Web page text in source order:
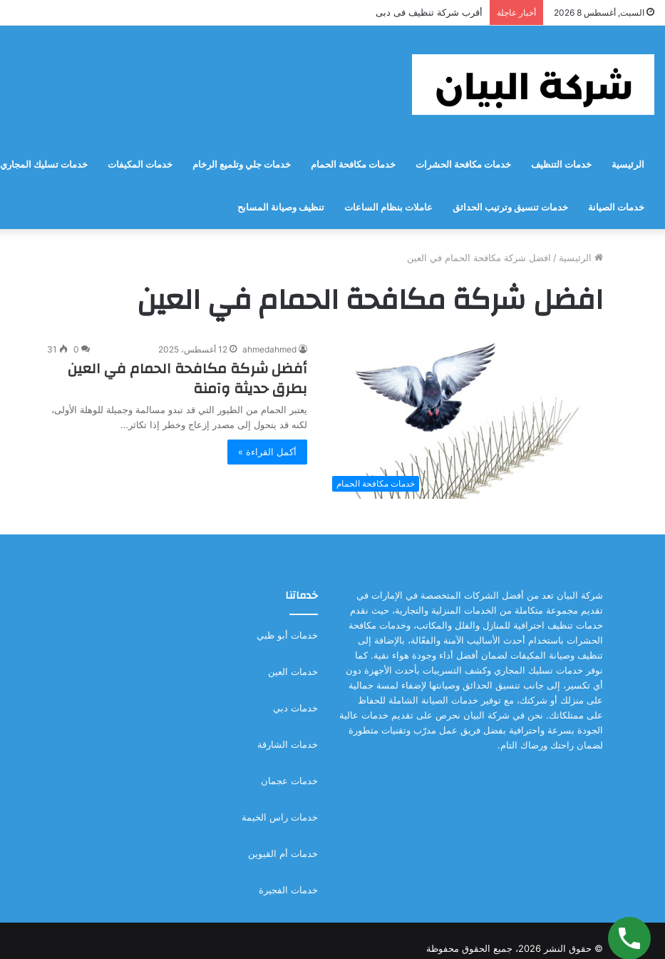
السبت, أغسطس 8 2026 أخبار عاجلة أقرب شركة تنظيف فى دبى
الرئيسية خدمات التنظيف خدمات مكافحة الحشرات خدمات مكافحة الحمام خدمات جلي وتلميع الرخام خدمات المكيفات خدمات تسليك المجاري
خدمات الصيانة خدمات تنسيق وترتيب الحدائق عاملات بنظام الساعات تنظيف وصيانة المسابح
الرئيسية / افضل شركة مكافحة الحمام في العين
افضل شركة مكافحة الحمام في العين
خدمات مكافحة الحمام
ahmedahmed 12 أغسطس، 2025 0
31
أفضل شركة مكافحة الحمام في العين
بطرق حديثة وآمنة
يعتبر الحمام من الطيور التي قد تبدو مسالمة وجميلة للوهلة الأولى،
لكنه قد يتحول إلى مصدر إزعاج وخطر إذا تكاثر…
أكمل القراءة »
شركة البيان تعد من أفضل الشركات المتخصصة في الإمارات في
تقديم مجموعة متكاملة من الخدمات المنزلية والتجارية، حيث نقدم
خدمات تنظيف احترافية للمنازل والفلل والمكاتب، وخدمات مكافحة
الحشرات باستخدام أحدث الأساليب الآمنة والفعّالة، بالإضافة إلى
تنظيف وصيانة المكيفات لضمان أفضل أداء وجودة هواء نقية. كما
نوفر خدمات تسليك المجاري وكشف التسريبات بأحدث الأجهزة دون
أي تكسير، إلى جانب تنسيق الحدائق وصيانتها لإضفاء لمسة جمالية
على منزلك أو شركتك، مع توفير خدمات الصيانة الشاملة للحفاظ
على ممتلكاتك. نحن في شركة البيان نحرص على تقديم خدمات عالية
الجودة بسرعة واحترافية بفضل فريق عمل مدرّب وتقنيات متطورة
لضمان راحتك ورضاك التام.
خدماتنا
خدمات أبو ظبي
خدمات العين
خدمات دبي
خدمات الشارقة
خدمات عجمان
خدمات راس الخيمة
خدمات أم القيوين
خدمات الفجيرة
© حقوق النشر 2026، جميع الحقوق محفوظة